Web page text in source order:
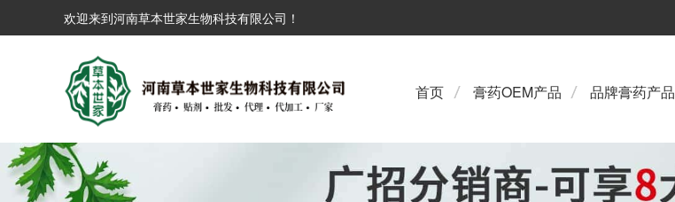
欢迎来到河南草本世家生物科技有限公司！
首页 膏药OEM产品 品牌膏药产品